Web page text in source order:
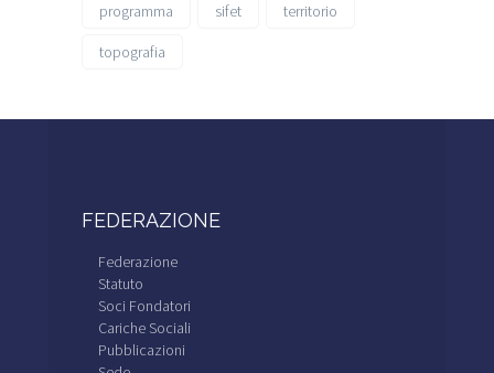
programma sifet territorio
topografia
FEDERAZIONE
Federazione
Statuto
Soci Fondatori
Cariche Sociali
Pubblicazioni